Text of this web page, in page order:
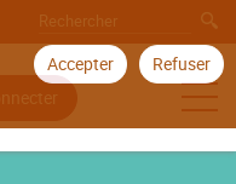
Accepter Refuser